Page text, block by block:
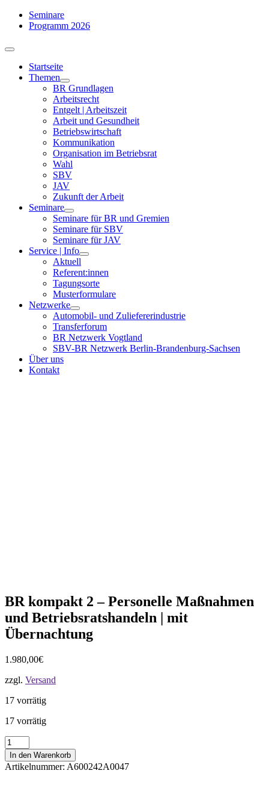
Zum
Inhalt
Seminare
Programm 2026
Toggle
NavigationStartseite
Themen
BR Grundlagen
Arbeits­recht
Entgelt | Arbeitszeit
Arbeit und Gesundheit
Betriebswirtschaft
Kommuni­kation
Organisation im Betriebsrat
Wahl
SBV
JAV
Zukunft der Arbeit
Seminare
Seminare für BR und Gremien
Seminare für SBV
Seminare für JAV
Service | Info
Aktuell
Referent:innen
Tagungsorte
Musterformulare
Netzwerke
Automobil- und Zuliefererindustrie
Transferforum
BR Netzwerk Vogtland
SBV-BR Netzwerk Berlin-Brandenburg-Sachsen
Über uns
Kontakt
BR kompakt 2 – Personelle Maßnahmen
und Betriebsratshandeln | mit
Übernachtung
1.980,00€
zzgl. Versand
17 vorrätig
17 vorrätig
BR
kompakt
2
-
In den Warenkorb
Artikelnummer: A600242A0047